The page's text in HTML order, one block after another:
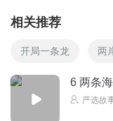
相关推荐
开局一条龙 两
6 两条
严选故